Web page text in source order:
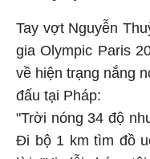
Tay vợt Nguyễn
gia Olympic Paris
về hiện trạng nắng
đấu tại Pháp:
"Trời nóng 34 độ
Đi bộ 1 km tìm đồ